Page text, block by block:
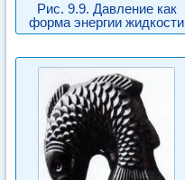
Рис. 9.9. Давление как
форма энергии жидкости